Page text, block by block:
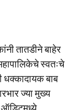
तातडीने बाहेर
स्वतःचे
बाब
ज्या मुख्य
ऑडिटमध्ये